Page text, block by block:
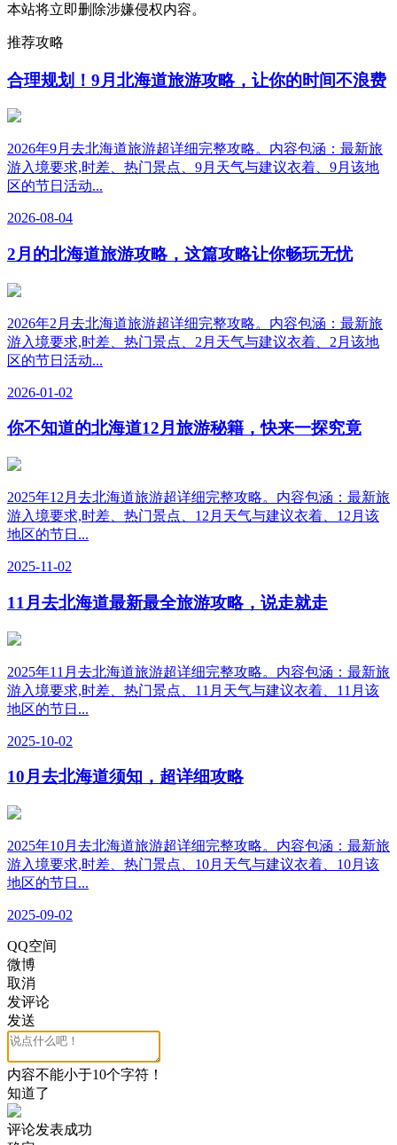
本站将立即删除涉嫌侵权内容。
推荐攻略
合理规划！9月北海道旅游攻略，让你的时间不浪费
2026年9月去北海道旅游超详细完整攻略。内容包涵：最新旅
游入境要求,时差、热门景点、9月天气与建议衣着、9月该地
区的节日活动...
2026-08-04
2月的北海道旅游攻略，这篇攻略让你畅玩无忧
2026年2月去北海道旅游超详细完整攻略。内容包涵：最新旅
游入境要求,时差、热门景点、2月天气与建议衣着、2月该地
区的节日活动...
2026-01-02
你不知道的北海道12月旅游秘籍，快来一探究竟
2025年12月去北海道旅游超详细完整攻略。内容包涵：最新旅
游入境要求,时差、热门景点、12月天气与建议衣着、12月该
地区的节日...
2025-11-02
11月去北海道最新最全旅游攻略，说走就走
2025年11月去北海道旅游超详细完整攻略。内容包涵：最新旅
游入境要求,时差、热门景点、11月天气与建议衣着、11月该
地区的节日...
2025-10-02
10月去北海道须知，超详细攻略
2025年10月去北海道旅游超详细完整攻略。内容包涵：最新旅
游入境要求,时差、热门景点、10月天气与建议衣着、10月该
地区的节日...
2025-09-02
QQ空间
微博
取消
发评论
发送
内容不能小于10个字符！
知道了
评论发表成功